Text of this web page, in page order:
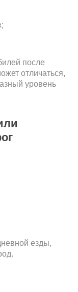
после
отличаться,
уровень
езды,